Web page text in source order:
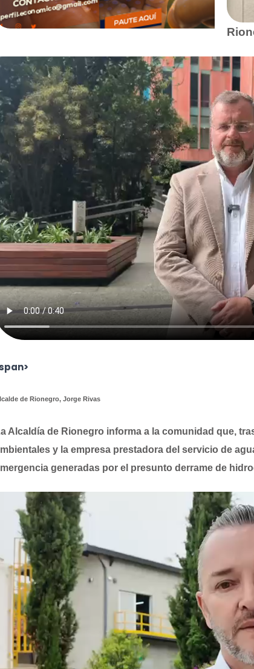
de Rionegro, Jorge Rivas
Alcaldía de Rionegro informa a la comunidad que,
y la empresa prestadora del servicio de
generadas por el presunto derrame de